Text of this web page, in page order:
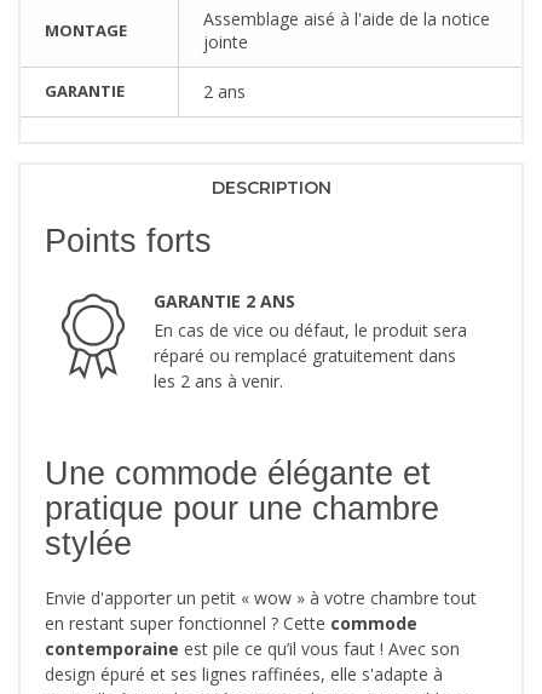
MONTAGE
Assemblage aisé à l'aide de la notice
jointe
GARANTIE 2 ans
DESCRIPTION
Points forts
GARANTIE 2 ANS
En cas de vice ou défaut, le produit sera
réparé ou remplacé gratuitement dans
les 2 ans à venir.
Une commode élégante et
pratique pour une chambre
stylée
Envie d'apporter un petit « wow » à votre chambre tout
en restant super fonctionnel ? Cette commode
contemporaine est pile ce qu’il vous faut ! Avec son
design épuré et ses lignes raffinées, elle s'adapte à